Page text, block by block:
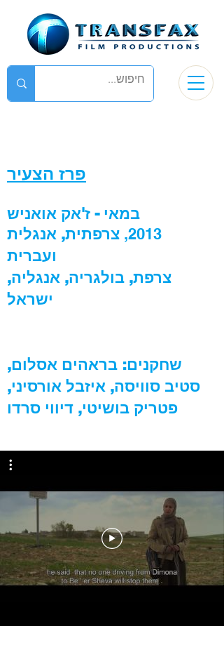
פרז הצעיר
2013, צרפתית, אנגלית
ועברית
צרפת, בולגריה, אנגליה,
ישראל
שחקנים: בראהים אסלום,
סטיב סוויסה, איזבל אורסיני,
פטריק בושיטי, דיווי סרדו